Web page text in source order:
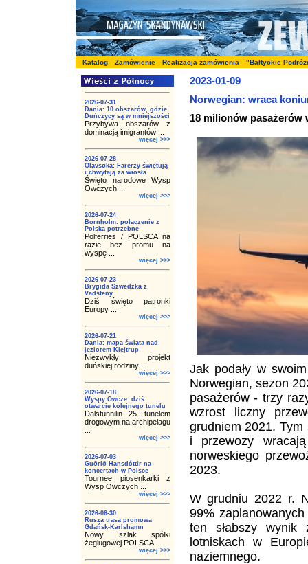
Katalog Zamówienie Realizacja zamówienia "Bałtyckie
2026-07-31
Dania: 10 obszarów, gdzie
Duńczycy są w mniejszości
Przybywa obszarów z
dominacją imigrantów ...
więcej >>>
2026-07-28
Ólavsøka: Farerzy świętują
i chwytają za wiosła
Święto narodowe Wysp
Owczych ...
więcej >>>
2026-07-24
Bornholm: połączenie z
Polską potrzebne
Polferries / POLSCA na
razie bez promu na
wyspę ...
więcej >>>
2026-07-23
Brygida Szwedzka z
Vadsteny
Dziś święto patronki
Europy ...
więcej >>>
2026-07-21
Dania: mapa świata nad
jeziorem Klejtrup
Niezwykły projekt
duńskiej rodziny ...
więcej >>>
2026-07-18
Wyspy Owcze: dziś
otwarcie kolejnego tunelu
Dalstunnilin 25. tunelem
drogowym na archipelagu
więcej >>>
2026-07-03
Guðrið Hansdóttir na
koncertach w Polsce
Tournee piosenkarki z
Wysp Owczych ...
więcej >>>
2026-06-30
Rusza trasa promowa
Gdańsk-Karlshamn
Nowy szlak spółki
żeglugowej POLSCA ...
więcej >>>
2023-01-09
Norwegian: wraca
18 milionów pasażerów
Jak podały w
Norwegian, sezon
pasażerów - trzy
wzrost liczny
grudniem 2021. Tym
i przewozy
norweskiego
2023.
W grudniu 2022 r.
99%
ten słabszy wynik
lotniskach w
naziemnego.